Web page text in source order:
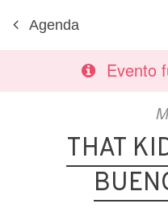
Agenda
Evento
THAT